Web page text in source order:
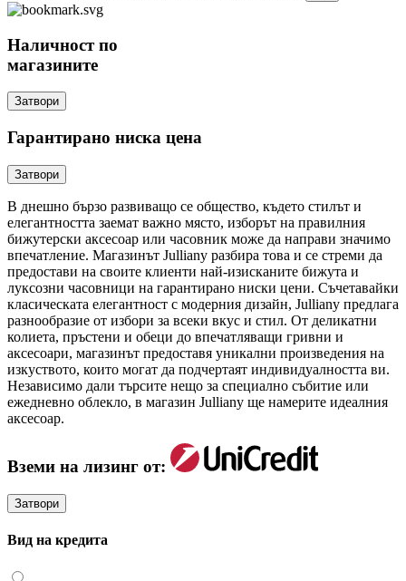
Наличност по
магазините
Затвори
Гарантирано ниска цена
Затвори
В днешно бързо развиващо се общество, където стилът и
елегантността заемат важно място, изборът на правилния
бижутерски аксесоар или часовник може да направи значимо
впечатление. Магазинът Julliany разбира това и се стреми да
предостави на своите клиенти най-изисканите бижута и
луксозни часовници на гарантирано ниски цени. Съчетавайки
класическата елегантност с модерния дизайн, Julliany предлага
разнообразие от избори за всеки вкус и стил. От деликатни
колиета, пръстени и обеци до впечатляващи гривни и
аксесоари, магазинът предоставя уникални произведения на
изкуството, които могат да подчертаят индивидуалността ви.
Независимо дали търсите нещо за специално събитие или
ежедневно облекло, в магазин Julliany ще намерите идеалния
аксесоар.
Вземи на лизинг от:
Затвори
Вид на кредита